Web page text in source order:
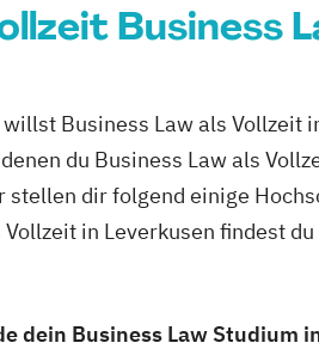
Business
willst Business Law als Vollzeit
du Business Law als
stellen dir folgend einige
Vollzeit in Leverkusen findest
dein Business Law Studium